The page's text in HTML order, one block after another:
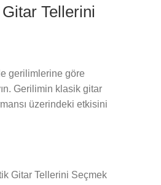
Tellerini
gerilimlerine göre
Gerilimin klasik gitar
üzerindeki etkisini